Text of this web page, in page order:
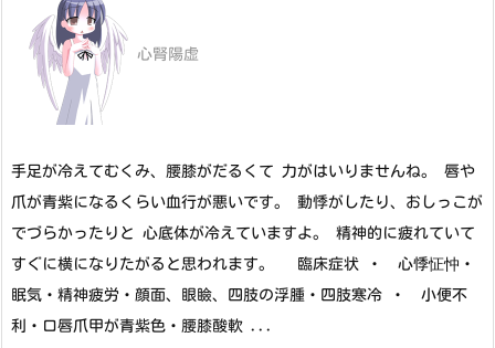
心腎陽虚
手足が冷えてむくみ、腰膝がだるくて 力がはいりませんね。 唇や
爪が青紫になるくらい血行が悪いです。 動悸がしたり、おしっこが
でづらかったりと 心底体が冷えていますよ。 精神的に疲れていて
すぐに横になりたがると思われます。 臨床症状 ・ 心悸怔忡・
眠気・精神疲労・顔面、眼瞼、四肢の浮腫・四肢寒冷 ・ 小便不
利・口唇爪甲が青紫色・腰膝酸軟 ...